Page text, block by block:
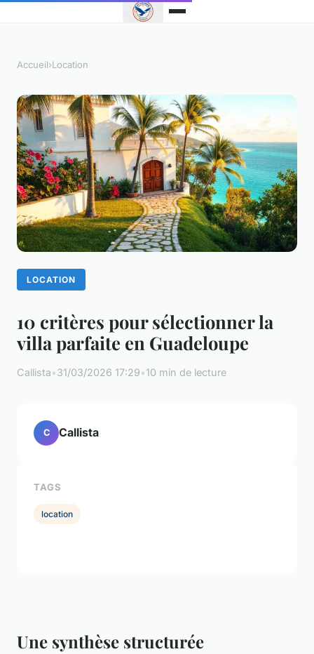
Accueil›Location
LOCATION
10 critères pour sélectionner la
villa parfaite en Guadeloupe
Callista•31/03/2026 17:29•10 min de lecture
Une synthèse structurée
C Callista
TAGS
location